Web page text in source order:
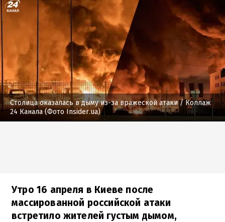
Столица оказалась в дыму из-за вражеской атаки/ Коллаж
24 Канала (Фото Insider.ua)
Утро 16 апреля в Киеве после
массированной российской атаки
встретило жителей густым дымом,